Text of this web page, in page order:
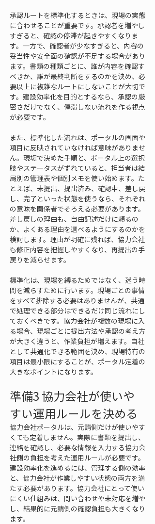
承認ルートを標準化するときは、現場の実態
に合わせることが重要です。承認者を増やし
すぎると、確認の停滞が起きやすくなりま
す。一方で、確認者が少なすぎると、内容の
妥当性や安全面の確認が不足する場合があり
ます。書類の種類ごとに、誰が内容を確認す
べきか、誰が最終判断をするのかを決め、必
要以上に複雑なルートにしないことが大切で
す。建設効率化を目的とするなら、承認の厳
密さだけでなく、停滞しない流れを作る視点
が必要です。
また、標準化した流れは、ポータルの画面や
項目に反映されていなければ意味がありませ
ん。現場で決めた手順と、ポータル上の選択
肢やステータスがずれていると、担当者は結
局別の管理表や個別メモを使い始めます。た
とえば、未提出、提出済み、確認中、差し戻
し、完了といった状態を使うなら、それぞれ
の意味を関係者でそろえる必要があります。
差し戻しの理由も、自由記述だけに頼るの
か、よくある理由を選べるようにするのかを
検討します。理由が明確に残れば、協力会社
も修正内容を把握しやすくなり、再提出の手
戻りを減らせます。
標準化は、現場を縛るためではなく、迷う時
間を減らすために行います。現場ごとの事情
をすべて排除する必要はありませんが、共通
で処理できる部分はできるだけ同じ流れにし
ておくべきです。協力会社が複数の現場に入
る場合、現場ごとに提出方法や承認の考え方
が大きく違うと、作業負担が増えます。自社
として共通化できる範囲を決め、現場特有の
項目は最小限にすることが、ポータル定着の
大きなポイントになります。
準備3 協力会社が使いや
すい運用ルールを決める
協力会社ポータルは、元請側だけが使いやす
くても定着しません。実際に書類を提出し、
連絡を確認し、必要な情報を入力する協力会
社側の負担を考えた運用ルールが必要です。
建設効率化を進めるには、管理する側の効率
と、協力会社が作業しやすい状態の両方を満
たす必要があります。協力会社にとって使い
にくい仕組みは、問い合わせや未対応を増や
し、結果的に元請側の確認負担も大きくなり
ます。